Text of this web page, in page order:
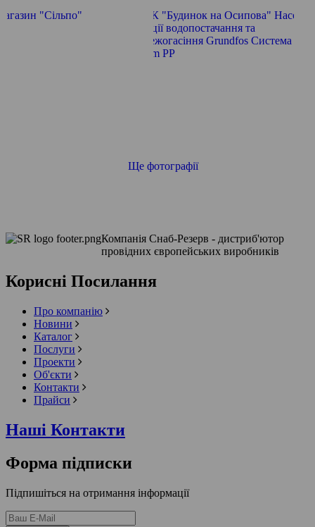
Ще фотографії
Компанія Снаб-Резерв - дистриб'ютор
провідних європейських виробників
Корисні Посилання
Про компанію
Новини
Каталог
Послуги
Проекти
Об'єкти
Контакти
Прайси
Наші Контакти
Форма підписки
Підпишіться на отримання інформації